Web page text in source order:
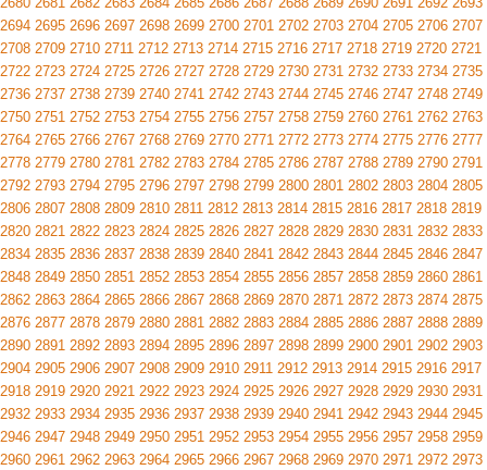
2694 2695 2696 2697 2698 2699 2700 2701 2702 2703 2704 2705 2706 2707
2708 2709 2710 2711 2712 2713 2714 2715 2716 2717 2718 2719 2720 2721
2722 2723 2724 2725 2726 2727 2728 2729 2730 2731 2732 2733 2734 2735
2736 2737 2738 2739 2740 2741 2742 2743 2744 2745 2746 2747 2748 2749
2750 2751 2752 2753 2754 2755 2756 2757 2758 2759 2760 2761 2762 2763
2764 2765 2766 2767 2768 2769 2770 2771 2772 2773 2774 2775 2776 2777
2778 2779 2780 2781 2782 2783 2784 2785 2786 2787 2788 2789 2790 2791
2792 2793 2794 2795 2796 2797 2798 2799 2800 2801 2802 2803 2804 2805
2806 2807 2808 2809 2810 2811 2812 2813 2814 2815 2816 2817 2818 2819
2820 2821 2822 2823 2824 2825 2826 2827 2828 2829 2830 2831 2832 2833
2834 2835 2836 2837 2838 2839 2840 2841 2842 2843 2844 2845 2846 2847
2848 2849 2850 2851 2852 2853 2854 2855 2856 2857 2858 2859 2860 2861
2862 2863 2864 2865 2866 2867 2868 2869 2870 2871 2872 2873 2874 2875
2876 2877 2878 2879 2880 2881 2882 2883 2884 2885 2886 2887 2888 2889
2890 2891 2892 2893 2894 2895 2896 2897 2898 2899 2900 2901 2902 2903
2904 2905 2906 2907 2908 2909 2910 2911 2912 2913 2914 2915 2916 2917
2918 2919 2920 2921 2922 2923 2924 2925 2926 2927 2928 2929 2930 2931
2932 2933 2934 2935 2936 2937 2938 2939 2940 2941 2942 2943 2944 2945
2946 2947 2948 2949 2950 2951 2952 2953 2954 2955 2956 2957 2958 2959
2960 2961 2962 2963 2964 2965 2966 2967 2968 2969 2970 2971 2972 2973